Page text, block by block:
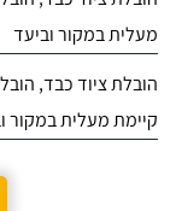
מעלית במקור וביעד
קיימת מעלית במקור